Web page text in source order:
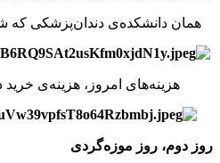
همان دانشکده‌ی دندان‌پزشکی که
هزینه‌های امروز، هزینه‌ی
روز دوم، روز موزه‌گردی